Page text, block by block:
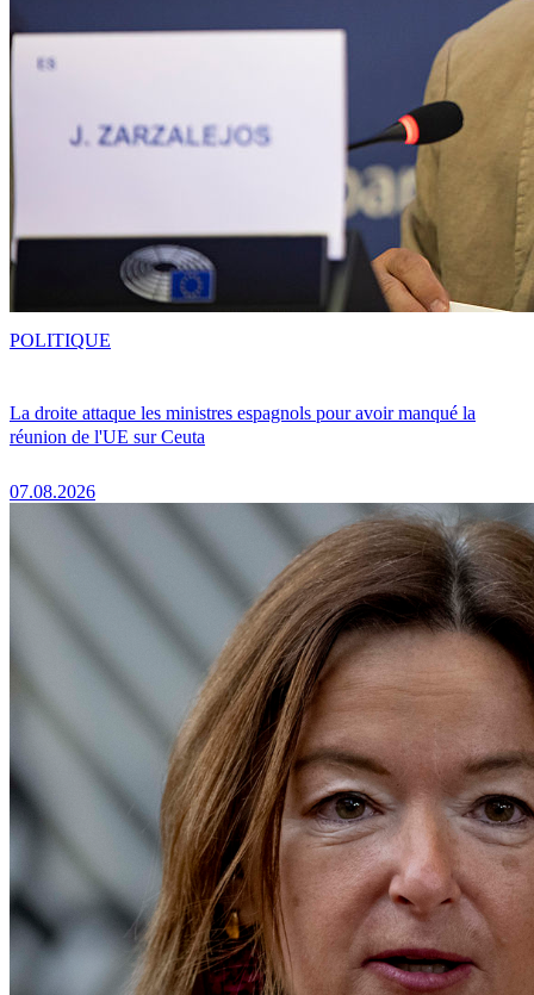
La droite attaque les ministres espagnols pour avoir manqué la
réunion de l'UE sur Ceuta
07.08.2026
POLITIQUE